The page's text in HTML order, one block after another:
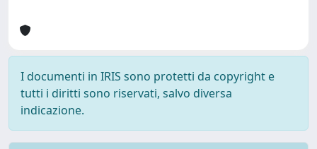
I documenti in IRIS sono protetti da copyright e
tutti i diritti sono riservati, salvo diversa
indicazione.